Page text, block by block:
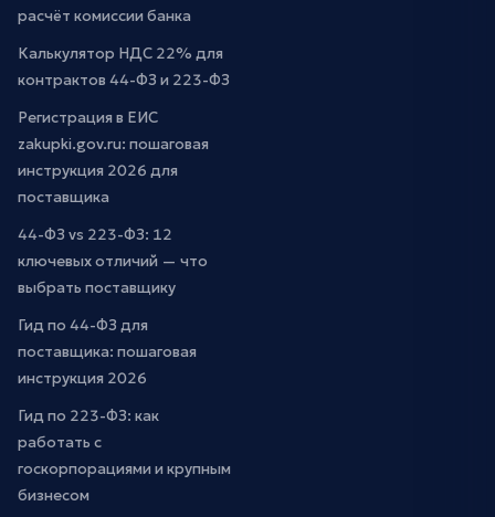
расчёт комиссии банка
Калькулятор НДС 22% для
контрактов 44-ФЗ и 223-ФЗ
Регистрация в ЕИС
zakupki.gov.ru: пошаговая
инструкция 2026 для
поставщика
44-ФЗ vs 223-ФЗ: 12
ключевых отличий — что
выбрать поставщику
Гид по 44-ФЗ для
поставщика: пошаговая
инструкция 2026
Гид по 223-ФЗ: как
работать с
госкорпорациями и крупным
бизнесом